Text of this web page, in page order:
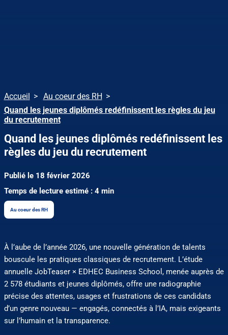
Accueil
Au coeur des RH
Quand les jeunes diplômés redéfinissent les règles du jeu
du recrutement
Quand les jeunes diplômés redéfinissent les
règles du jeu du recrutement
Publié le 18 février 2026
Temps de lecture estimé : 4 min
Au coeur des RH
À l’aube de l’année 2026, une nouvelle génération de talents
bouscule les pratiques classiques de recrutement. L’étude
annuelle JobTeaser × EDHEC Business School, menée auprès de
2 578 étudiants et jeunes diplômés, offre une radiographie
précise des attentes, usages et frustrations de ces candidats
d’un genre nouveau — engagés, connectés à l’IA, mais exigeants
sur l’humain et la transparence.